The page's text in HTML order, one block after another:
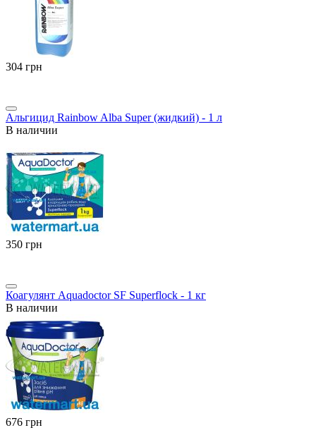
‍304‍ грн
Альгицид Rainbow Alba Super (жидкий) - 1 л
В наличии
‍350‍ грн
Коагулянт Aquadoctor SF Superflock - 1 кг
В наличии
‍676‍ грн